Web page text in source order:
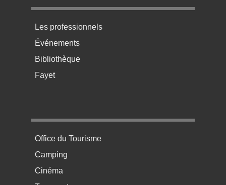
Menu pratique bas de page 3
Les professionnels
Événements
Bibliothèque
Fayet
Menu pratique bas de page 4
Office du Tourisme
Camping
Cinéma